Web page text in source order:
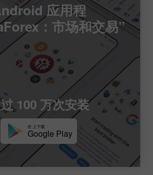
应用程
：市场和交易”
100 万次安装
在 上下载
Google Play